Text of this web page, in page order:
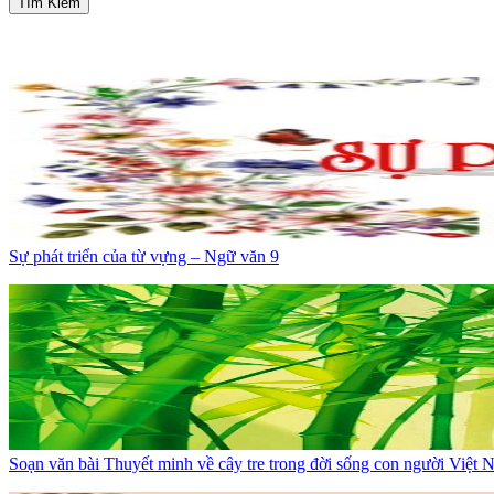
Sự phát triển của từ vựng – Ngữ văn 9
Soạn văn bài Thuyết minh về cây tre trong đời sống con người Việt